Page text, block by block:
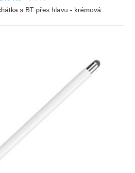
s BT přes hlavu - krémová